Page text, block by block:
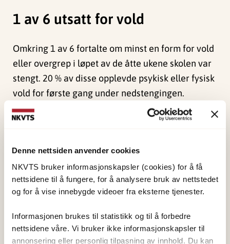
Denne nettsiden anvender cookies
NKVTS bruker informasjonskapsler (cookies) for å få
nettsidene til å fungere, for å analysere bruk av nettstedet
og for å vise innebygde videoer fra eksterne tjenester.
Informasjonen brukes til statistikk og til å forbedre
nettsidene våre. Vi bruker ikke informasjonskapsler til
annonsering eller personlig tilpasning av innhold. Du kan
1 av 6 utsatt for vold
Omkring 1 av 6 fortalte om minst en form for vold
eller overgrep i løpet av de åtte ukene skolen var
stengt. 20 % av disse opplevde psykisk eller fysisk
vold for første gang under nedstengingen.
Nettovergrep debuterte for mange under
nedstengingen. Jenter var mye mer utsatt enn
Lavinntekstfamilier mer
rammet
Ungdom i lavinntektsfamilier og der foreldrene
hadde psykososiale vansker, var mer utsatt for